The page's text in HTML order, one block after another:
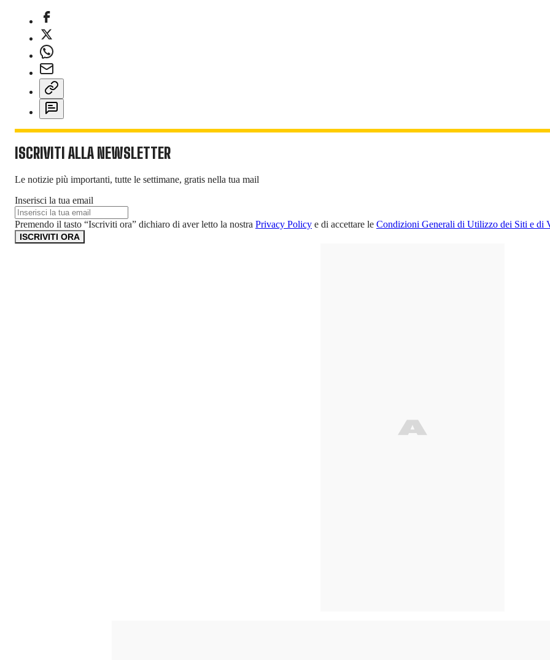
ISCRIVITI ALLA NEWSLETTER
Le notizie più importanti, tutte le settimane, gratis nella tua mail
Inserisci la tua email
Premendo il tasto “Iscriviti ora” dichiaro di aver letto la nostra Privacy Policy e di accettare le Condizioni Generali di Utilizzo dei Siti e di
ISCRIVITI ORA